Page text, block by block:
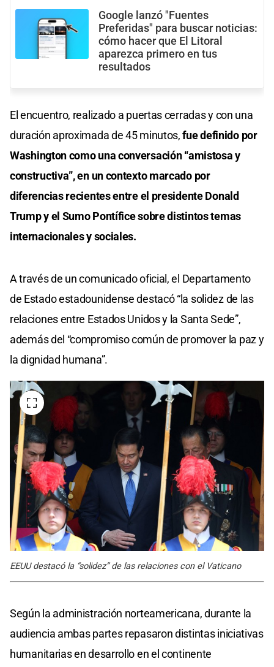
Google lanzó "Fuentes
Preferidas" para buscar noticias:
cómo hacer que El Litoral
aparezca primero en tus
resultados
El encuentro, realizado a puertas cerradas y con una
duración aproximada de 45 minutos,fue definido por
Washington como una conversación “amistosa y
constructiva”, en un contexto marcado por
diferencias recientes entre el presidente Donald
Trump y el Sumo Pontífice sobre distintos temas
internacionales y sociales.
A través de un comunicado oficial, el Departamento
de Estado estadounidense destacó “la solidez de las
relaciones entre Estados Unidos y la Santa Sede”,
además del “compromiso común de promover la paz y
la dignidad humana”.
EEUU destacó la “solidez” de las relaciones con el Vaticano
Según la administración norteamericana, durante la
audiencia ambas partes repasaron distintas iniciativas
humanitarias en desarrollo en el continente